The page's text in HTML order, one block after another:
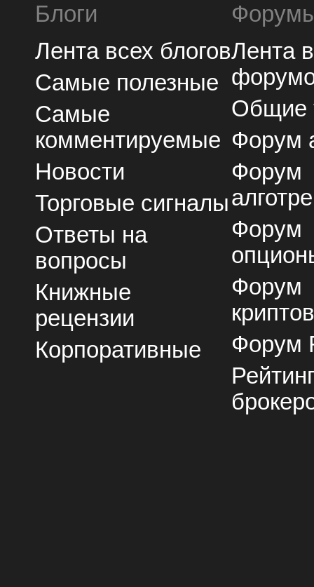
Блоги
Лента всех блогов
Самые полезные
Самые
комментируемые
Новости
Торговые сигналы
Ответы на
вопросы
Книжные
рецензии
Корпоративные
Лента
Общие
Форум
Форум
Форум
Форум
Форум